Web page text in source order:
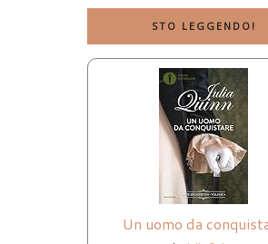
STO LEGGENDO!
Un uomo da